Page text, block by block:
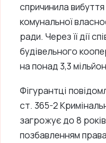
спричинила
комунальної
ради. Через її дії
будівельного
на понад 3,3
Фігурантці
ст. 365-2
загрожує до 8 років
позбавленням